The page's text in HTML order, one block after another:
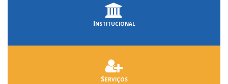
Institucional
Serviços